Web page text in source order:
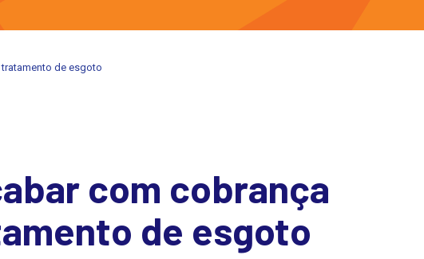
de esgoto
com cobrança
de esgoto